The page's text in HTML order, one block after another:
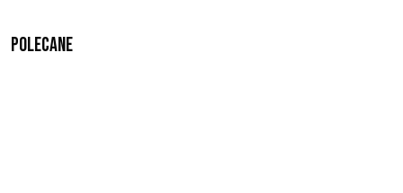
Polecane